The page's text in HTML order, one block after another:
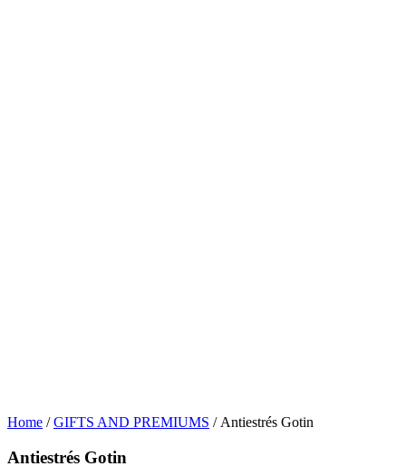
Home /GIFTS AND PREMIUMS / Antiestrés Gotin
Antiestrés Gotin